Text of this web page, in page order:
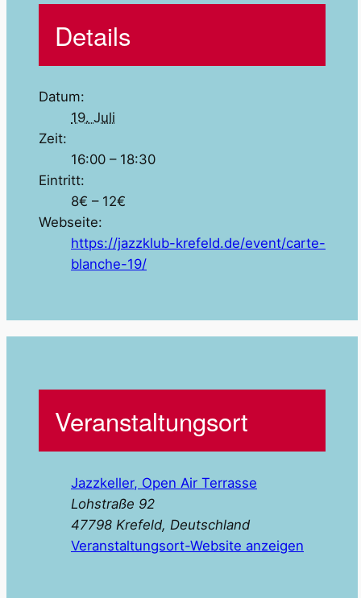
Details
Datum:
19. Juli
Zeit:
16:00 – 18:30
Eintritt:
8€ – 12€
Webseite:
https://jazzklub-krefeld.de/event/carte-
blanche-19/
Veranstaltungsort
Jazzkeller, Open Air Terrasse
Lohstraße 92
47798 Krefeld, Deutschland
Veranstaltungsort-Website anzeigen